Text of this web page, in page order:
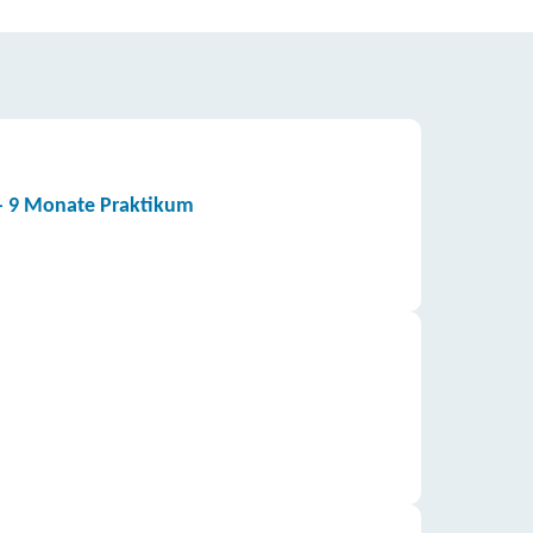
9 Monate Praktikum